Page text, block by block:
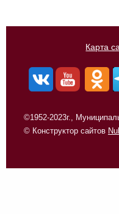
Карта
©1952-2023г.,
© Конструктор сайтов